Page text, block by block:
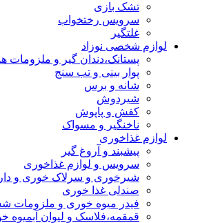
تشک بازی
سرویس رختخواب
غلتگیر
لوازم شخصی نوزاد
پستانک،دندان گیر و ملزومات
پوار بینی و تب سنج
شانه و برس
شیردوش
کفش و پاپوش
ناخنگیر و مسواک
لوازم غذاخوری
پیشبند و آروغ گیر
سرویس و لوازم غذاخوری
شیرخوری و سرلاک خوری و
صندلی غذا خوری
فیدر میوه خوری و ملزومات
قمقمه،فلاسک و لیوان آبمیوه